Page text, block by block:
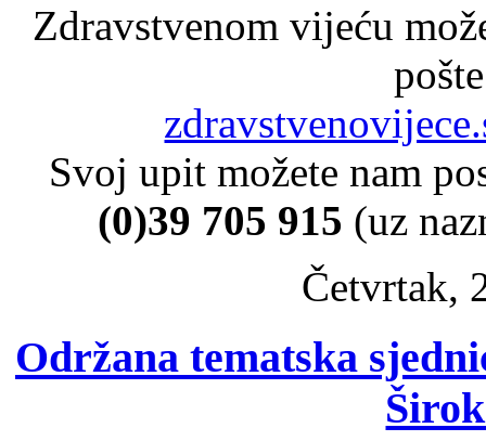
Zdravstvenom vijeću
Svoj upit možete nam
(0)39 705 915 (uz
Četvrtak,
Održana tematska